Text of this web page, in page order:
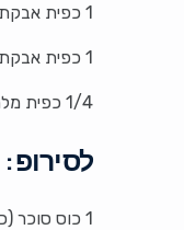
1 כפית אבקת סודה לשתייה
1 כפית אבקת תמצית וניל
1/4 כפית מלח
לסירופ:
1 כוס סוכר (כ-200 גרם)